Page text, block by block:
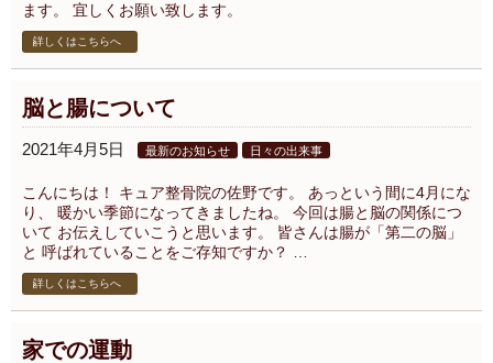
ます。 宜しくお願い致します。
詳しくはこちらへ
脳と腸について
2021年4月5日 最新のお知らせ 日々の出来事
こんにちは！ キュア整骨院の佐野です。 あっという間に4月にな
り、 暖かい季節になってきましたね。 今回は腸と脳の関係につ
いて お伝えしていこうと思います。 皆さんは腸が「第二の脳」
と 呼ばれていることをご存知ですか？ …
詳しくはこちらへ
家での運動